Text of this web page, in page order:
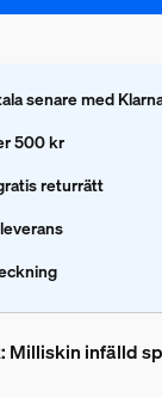
senare med
500 kr
returrätt
Milliskin infälld